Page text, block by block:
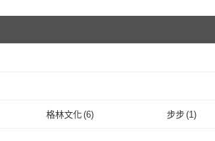
格林文化(6) 步步(1)
取消